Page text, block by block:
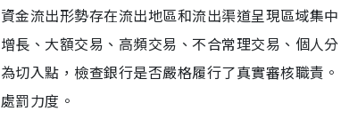
金流出形勢存在流出地區和流出渠道呈現區域集中
長、大額交易、高頻交易、不合常理交易、個人分
切入點，檢查銀行是否嚴格履行了真實審核職責。
罰力度。